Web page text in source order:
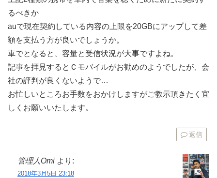
るべきか
auで現在契約している内容の上限を20GBにアップして差
額を支払う方が良いでしょうか。
車でとなると、容量と受信状況が大事ですよね。
記事を拝見するとＣモバイルがお勧めのようでしたが、会
社の評判が良くないようで…
お忙しいところお手数をおかけしますがご教示頂きたく宜
しくお願いいたします。
返信
管理人Omi より:
2018年3月5日 23:18